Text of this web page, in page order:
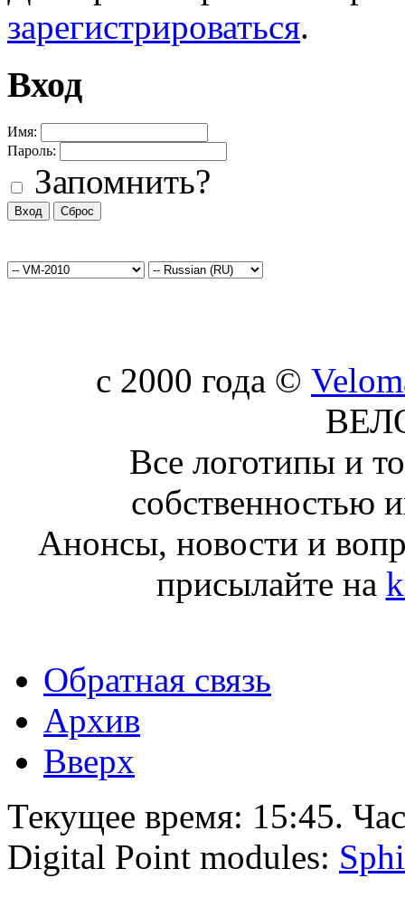
зарегистрироваться.
Вход
Имя:
Пароль:
Запомнить?
c 2000 года ©
Все логотипы и
собственностью
Анонсы, новости и
присылайте на
Обратная связь
Архив
Вверх
Текущее время: 15:45.
Digital Point modules: